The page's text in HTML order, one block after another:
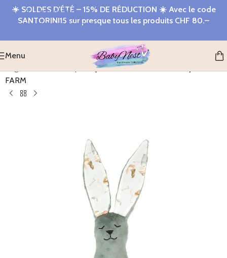
Passer à la navigation
Passer au contenu principal
☀️ SOLDES D'ÉTÉ – 15% DE RÉDUCTION ☀️ Avec le code
SANTORINI15 sur presque tous les produits CHF 80.–
Menu
Lapin sensoriel Nuscheli Minky ABC
FARM